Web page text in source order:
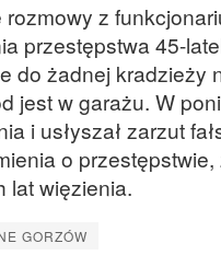
rozmowy z
przestępstwa 45-
do żadnej kradzieży
jest w garażu. W
i usłyszał zarzut
o
lat więzienia.
GORZÓW